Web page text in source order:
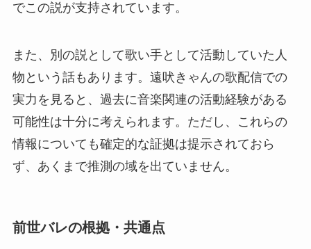
でこの説が支持されています。
また、別の説として歌い手として活動していた人
物という話もあります。遠吠きゃんの歌配信での
実力を見ると、過去に音楽関連の活動経験がある
可能性は十分に考えられます。ただし、これらの
情報についても確定的な証拠は提示されておら
ず、あくまで推測の域を出ていません。
前世バレの根拠・共通点